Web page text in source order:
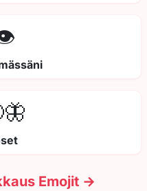
Emojit →